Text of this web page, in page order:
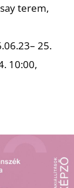
terem,
25.
10:00,